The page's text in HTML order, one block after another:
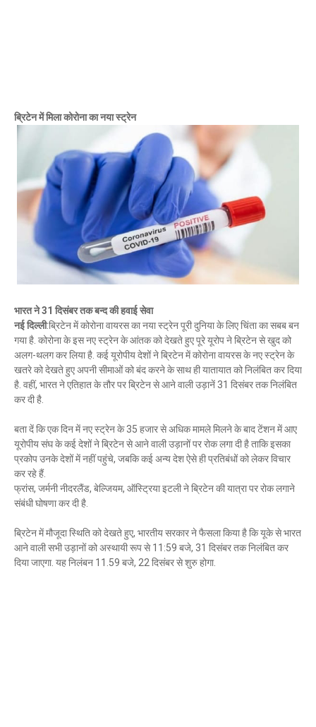
Mau:-जिला पंचायत सदस्य प्रतिनिधि को बनाया बंधक
Nov 14 2022
Mau:-सांप को हाथ में लपेटे में पहुंचा युवक अस्पताल, मची अफरा
Mau Beat Media- Nov 14 2022
Prayagraj:- इतिहास के पन्नों में विलुप्त हो गये स्वतंत्रता
Mau Beat Media- Sep 22 2024
Fear of missing out-FOMO
Mau Beat Media- Sep 22 2024
Azamgarh:-महापंडित राहुल सांकृत्यायन के गांव में मनी शहीद-
Mau Beat Media
Prayagraj - वरिष्ठ साहित्यकार डॉ. कन्हैया सिंह जी को मिला
Mau:-घर जा रहे युवक के सीने में मारी गोली
Mau Beat Media-Jan 24 2023
Prayagaraj:- सवा 2 करोड़ लोगों ने लगाई आस्था की डुबकी
Mau Beat Media-Jan 21 2023
Mau:-भाजपा के पूर्व सांसद दोषी करार, एक महीने की सजा का
Mau Beat Media Jan 17 2023
Mau Beat Media- Jan 14 2023
Mau:-विद्यार्थी परिषद मऊ ने आयोजित किया राष्ट्रीय युवा दिवस
Mau Beat Media-Jan 12 2023
Mau Beat Media- Jan 03 2023
ब्रिटेन में मिला कोरोना का नया स्ट्रेन
भारत ने 31 दिसंबर तक बन्द की हवाई सेवा
नई दिल्ली:ब्रिटेन में कोरोना वायरस का नया स्ट्रेन पूरी दुनिया के लिए चिंता का सबब बन
गया है. कोरोना के इस नए स्ट्रेन के आंतक को देखते हुए पूरे यूरोप ने ब्रिटेन से खुद को
अलग-थलग कर लिया है. कई यूरोपीय देशों ने ब्रिटेन में कोरोना वायरस के नए स्ट्रेन के
खतरे को देखते हुए अपनी सीमाओं को बंद करने के साथ ही यातायात को निलंबित कर दिया
है. वहीं, भारत ने एतिहात के तौर पर ब्रिटेन से आने वाली उड़ानें 31 दिसंबर तक निलंबित
कर दी है.
बता दें कि एक दिन में नए स्ट्रेन के 35 हजार से अधिक मामले मिलने के बाद टेंशन में आए
यूरोपीय संघ के कई देशों ने ब्रिटेन से आने वाली उड़ानों पर रोक लगा दी है ताकि इसका
प्रकोप उनके देशों में नहीं पहुंचे, जबकि कई अन्य देश ऐसे ही प्रतिबंधों को लेकर विचार
कर रहे हैं.
फ्रांस, जर्मनी नीदरलैंड, बेल्जियम, ऑस्ट्रिया इटली ने ब्रिटेन की यात्रा पर रोक लगाने
संबंधी घोषणा कर दी है.
ब्रिटेन में मौजूदा स्थिति को देखते हुए, भारतीय सरकार ने फैसला किया है कि यूके से भारत
आने वाली सभी उड़ानों को अस्थायी रूप से 11:59 बजे, 31 दिसंबर तक निलंबित कर
दिया जाएगा. यह निलंबन 11.59 बजे, 22 दिसंबर से शुरु होगा.